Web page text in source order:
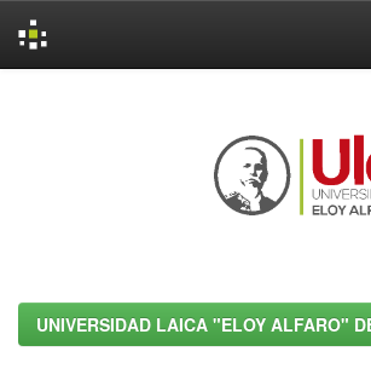
UNIVERSIDAD LAICA "ELOY ALFARO"